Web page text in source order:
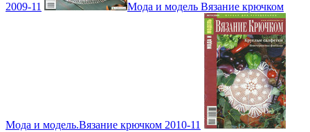
2009-11 Мода и модель Вязание крючком
Мода и модель.Вязание крючком 2010-11